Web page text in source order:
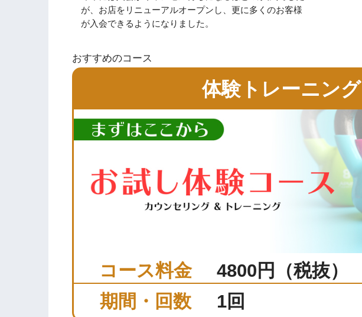
が、お店をリニューアルオープンし、更に多くのお客様
が入会できるようになりました。
おすすめのコース
体験トレーニング
コース料金
4800円（税抜）
期間・回数
1回